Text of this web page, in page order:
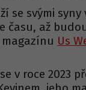
se svými
času, až
Us
v roce 2023